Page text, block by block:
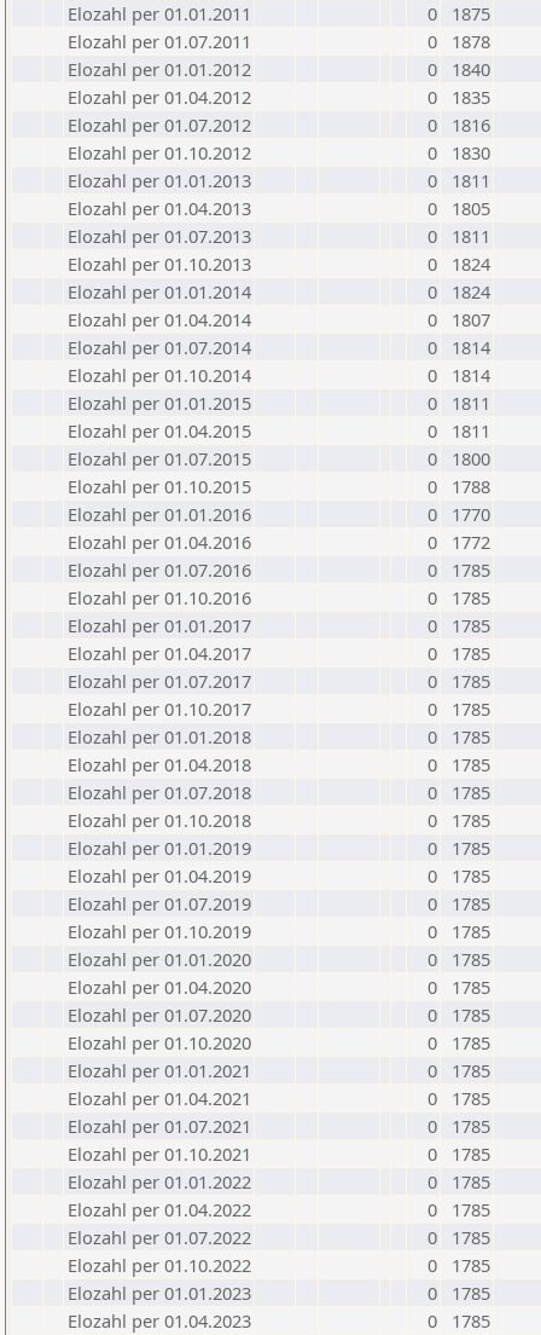
Elozahl per 01.01.2011
0
1875
Elozahl per 01.07.2011
0
1878
Elozahl per 01.01.2012
0
1840
Elozahl per 01.04.2012
0
1835
Elozahl per 01.07.2012
0
1816
Elozahl per 01.10.2012
0
1830
Elozahl per 01.01.2013
0
1811
Elozahl per 01.04.2013
0
1805
Elozahl per 01.07.2013
0
1811
Elozahl per 01.10.2013
0
1824
Elozahl per 01.01.2014
0
1824
Elozahl per 01.04.2014
0
1807
Elozahl per 01.07.2014
0
1814
Elozahl per 01.10.2014
0
1814
Elozahl per 01.01.2015
0
1811
Elozahl per 01.04.2015
0
1811
Elozahl per 01.07.2015
0
1800
Elozahl per 01.10.2015
0
1788
Elozahl per 01.01.2016
0
1770
Elozahl per 01.04.2016
0
1772
Elozahl per 01.07.2016
0
1785
Elozahl per 01.10.2016
0
1785
Elozahl per 01.01.2017
0
1785
Elozahl per 01.04.2017
0
1785
Elozahl per 01.07.2017
0
1785
Elozahl per 01.10.2017
0
1785
Elozahl per 01.01.2018
0
1785
Elozahl per 01.04.2018
0
1785
Elozahl per 01.07.2018
0
1785
Elozahl per 01.10.2018
0
1785
Elozahl per 01.01.2019
0
1785
Elozahl per 01.04.2019
0
1785
Elozahl per 01.07.2019
0
1785
Elozahl per 01.10.2019
0
1785
Elozahl per 01.01.2020
0
1785
Elozahl per 01.04.2020
0
1785
Elozahl per 01.07.2020
0
1785
Elozahl per 01.10.2020
0
1785
Elozahl per 01.01.2021
0
1785
Elozahl per 01.04.2021
0
1785
Elozahl per 01.07.2021
0
1785
Elozahl per 01.10.2021
0
1785
Elozahl per 01.01.2022
0
1785
Elozahl per 01.04.2022
0
1785
Elozahl per 01.07.2022
0
1785
Elozahl per 01.10.2022
0
1785
Elozahl per 01.01.2023
0
1785
Elozahl per 01.04.2023
0
1785